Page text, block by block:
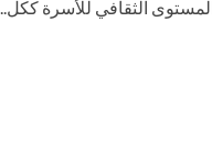
المستوى الثقافي للأسرة ككل..